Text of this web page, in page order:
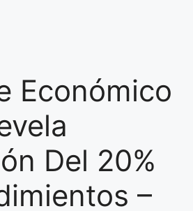
Económico
Del 20%
–